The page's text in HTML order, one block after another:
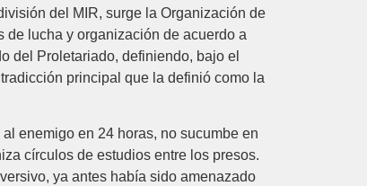
del MIR, surge la Organización de
de lucha y organización de acuerdo a
del Proletariado, definiendo, bajo el
principal que la definió como la
enemigo en 24 horas, no sucumbe en
círculos de estudios entre los presos.
ya antes había sido amenazado